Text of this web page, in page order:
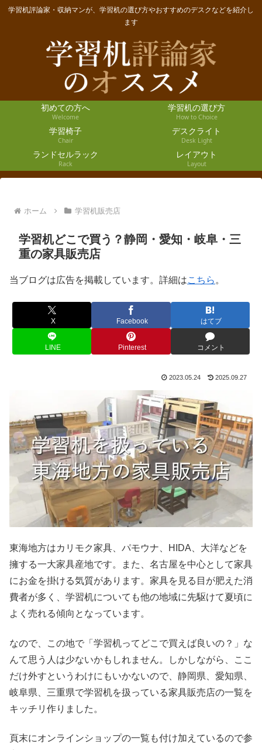
学習机評論家・収納マンが、学習机の選び方やおすすめのデスクなどを紹介し
ます
初めての方へ
Welcome
学習机の選び方
How to Choice
学習椅子
Chair
デスクライト
Desk Light
ランドセルラック
Rack
レイアウト
Layout
ホーム 学習机販売店
学習机どこで買う？静岡・愛知・岐阜・三
重の家具販売店
当ブログは広告を掲載しています。詳細はこちら 。
X Facebook はてブ
LINE Pinterest コメント
2023.05.24 2025.09.27
東海地方はカリモク家具、パモウナ、HIDA、大洋などを
擁する一大家具産地です。また、名古屋を中心として家具
にお金を掛ける気質があります。家具を見る目が肥えた消
費者が多く、学習机についても他の地域に先駆けて夏頃に
よく売れる傾向となっています。
なので、この地で「学習机ってどこで買えば良いの？」な
んて思う人は少ないかもしれません。しかしながら、ここ
だけ外すというわけにもいかないので、静岡県、愛知県、
岐阜県、三重県で学習机を扱っている家具販売店の一覧を
キッチリ作りました。
頁末にオンラインショップの一覧も付け加えているので参